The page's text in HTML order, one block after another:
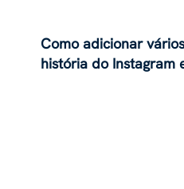
Como adicionar
história do Instagram